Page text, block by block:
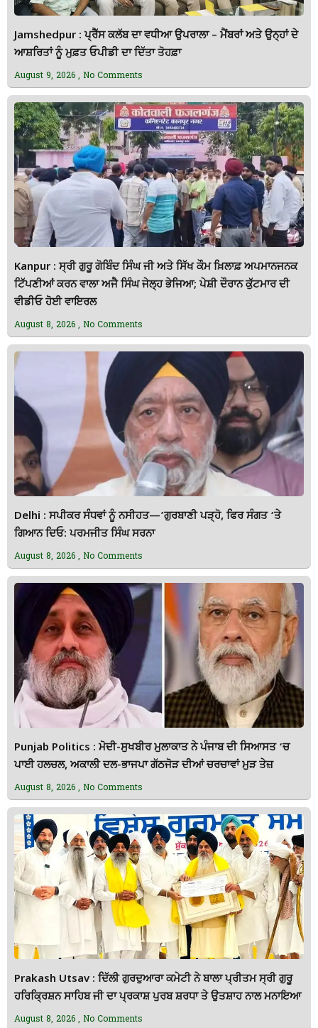
Jamshedpur : ਪ੍ਰੈੱਸ ਕਲੱਬ ਦਾ ਵਧੀਆ ਉਪਰਾਲਾ – ਮੈਂਬਰਾਂ ਅਤੇ ਉਨ੍ਹਾਂ ਦੇ
ਆਸ਼ਰਿਤਾਂ ਨੂੰ ਮੁਫ਼ਤ ਓਪੀਡੀ ਦਾ ਦਿੱਤਾ ਤੋਹਫ਼ਾ
August 9, 2026 No Comments
Kanpur : ਸ੍ਰੀ ਗੁਰੂ ਗੋਬਿੰਦ ਸਿੰਘ ਜੀ ਅਤੇ ਸਿੱਖ ਕੌਮ ਖ਼ਿਲਾਫ਼ ਅਪਮਾਨਜਨਕ
ਟਿੱਪਣੀਆਂ ਕਰਨ ਵਾਲਾ ਅਜੈ ਸਿੰਘ ਜੇਲ੍ਹ ਭੇਜਿਆ; ਪੇਸ਼ੀ ਦੌਰਾਨ ਕੁੱਟਮਾਰ ਦੀ
ਵੀਡੀਓ ਹੋਈ ਵਾਇਰਲ
August 8, 2026 No Comments
Delhi : ਸਪੀਕਰ ਸੰਧਵਾਂ ਨੂੰ ਨਸੀਹਤ—’ਗੁਰਬਾਣੀ ਪੜ੍ਹੋ, ਫਿਰ ਸੰਗਤ ‘ਤੇ
ਗਿਆਨ ਦਿਓ: ਪਰਮਜੀਤ ਸਿੰਘ ਸਰਨਾ
August 8, 2026 No Comments
Punjab Politics : ਮੋਦੀ-ਸੁਖਬੀਰ ਮੁਲਾਕਾਤ ਨੇ ਪੰਜਾਬ ਦੀ ਸਿਆਸਤ ‘ਚ
ਪਾਈ ਹਲਚਲ, ਅਕਾਲੀ ਦਲ-ਭਾਜਪਾ ਗੱਠਜੋੜ ਦੀਆਂ ਚਰਚਾਵਾਂ ਮੁੜ ਤੇਜ਼
August 8, 2026 No Comments
Prakash Utsav : ਦਿੱਲੀ ਗੁਰਦੁਆਰਾ ਕਮੇਟੀ ਨੇ ਬਾਲਾ ਪ੍ਰੀਤਮ ਸ੍ਰੀ ਗੁਰੂ
ਹਰਿਕ੍ਰਿਸ਼ਨ ਸਾਹਿਬ ਜੀ ਦਾ ਪ੍ਰਕਾਸ਼ ਪੁਰਬ ਸ਼ਰਧਾ ਤੇ ਉਤਸ਼ਾਹ ਨਾਲ ਮਨਾਇਆ
August 8, 2026 No Comments